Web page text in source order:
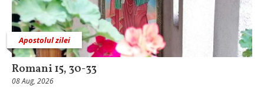
Apostolul zilei
Romani 15, 30-33
08 Aug, 2026